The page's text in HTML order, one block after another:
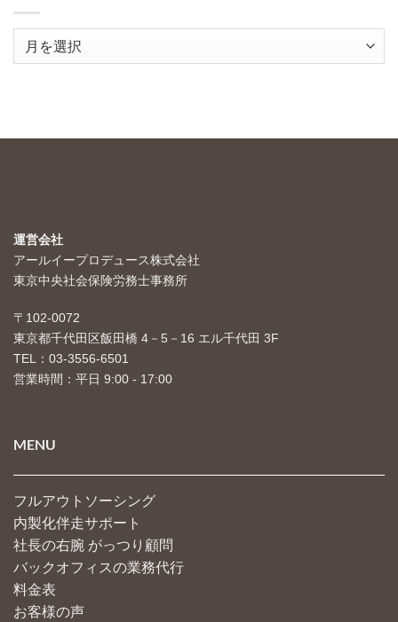
運営会社
アールイープロデュース株式会社
東京中央社会保険労務士事務所
〒102-0072
東京都千代田区飯田橋 4－5－16 エル千代田 3F
TEL：03-3556-6501
営業時間：平日 9:00 - 17:00
MENU
フルアウトソーシング
内製化伴走サポート
社長の右腕 がっつり顧問
バックオフィスの業務代行
料金表
お客様の声